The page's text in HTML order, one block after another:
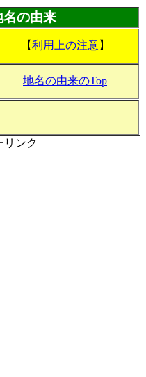
名の由来
【利用上の注意】
地名の由来のTop
リンク